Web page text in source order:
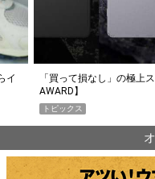
イ
「買って損なし」の極上
AWARD】
トピックス